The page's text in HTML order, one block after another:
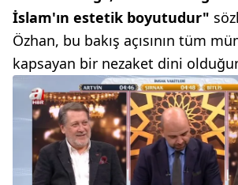
İslam'ın estetik boyutudur"
Özhan, bu bakış açısının tüm
kapsayan bir nezaket dini